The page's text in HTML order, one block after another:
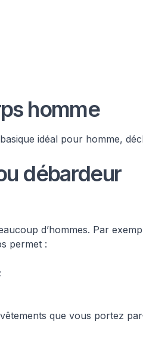
homme
idéal pour homme,
débardeur
d’hommes. Par
permet :
que vous portez